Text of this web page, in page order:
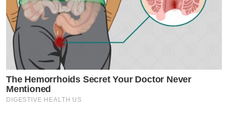
The Hemorrhoids Secret Your Doctor Never
Mentioned
DIGESTIVE HEALTH US